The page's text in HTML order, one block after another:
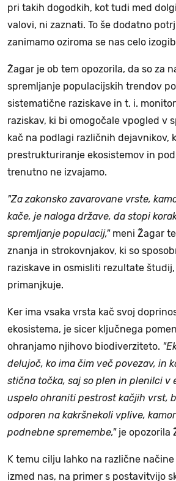
pri takih dogodkih, kot tudi med
valovi, ni zaznati. To še dodatno
zanimamo oziroma se nas celo
Žagar je ob tem opozorila, da so za
spremljanje populacijskih trendov
sistematične raziskave in t. i.
raziskav, ki bi omogočale vpogled v
kač na podlagi različnih dejavnikov,
prestrukturiranje ekosistemov in
trenutno ne izvajamo.
"Za zakonsko zavarovane vrste,
kače, je naloga države, da stopi
spremljanje populacij," meni Žagar
znanja in strokovnjakov, ki so
raziskave in osmisliti rezultate
primanjkuje.
Ker ima vsaka vrsta kač svoj
ekosistema, je sicer ključnega
ohranjamo njihovo biodiverziteto.
delujoč, ko ima čim več povezav, in
stična točka, saj so plen in plenilci v
uspelo ohraniti pestrost kačjih vrst,
odporen na kakršnekoli vplive,
podnebne spremembe,"je opozorila
K temu cilju lahko na različne
izmed nas, na primer s postavitvijo